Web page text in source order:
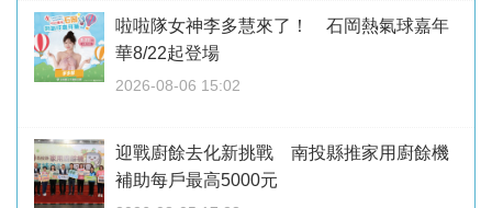
啦啦隊女神李多慧來了！ 石岡熱氣球嘉年
華8/22起登場
2026-08-06 15:02
迎戰廚餘去化新挑戰 南投縣推家用廚餘機
補助每戶最高5000元